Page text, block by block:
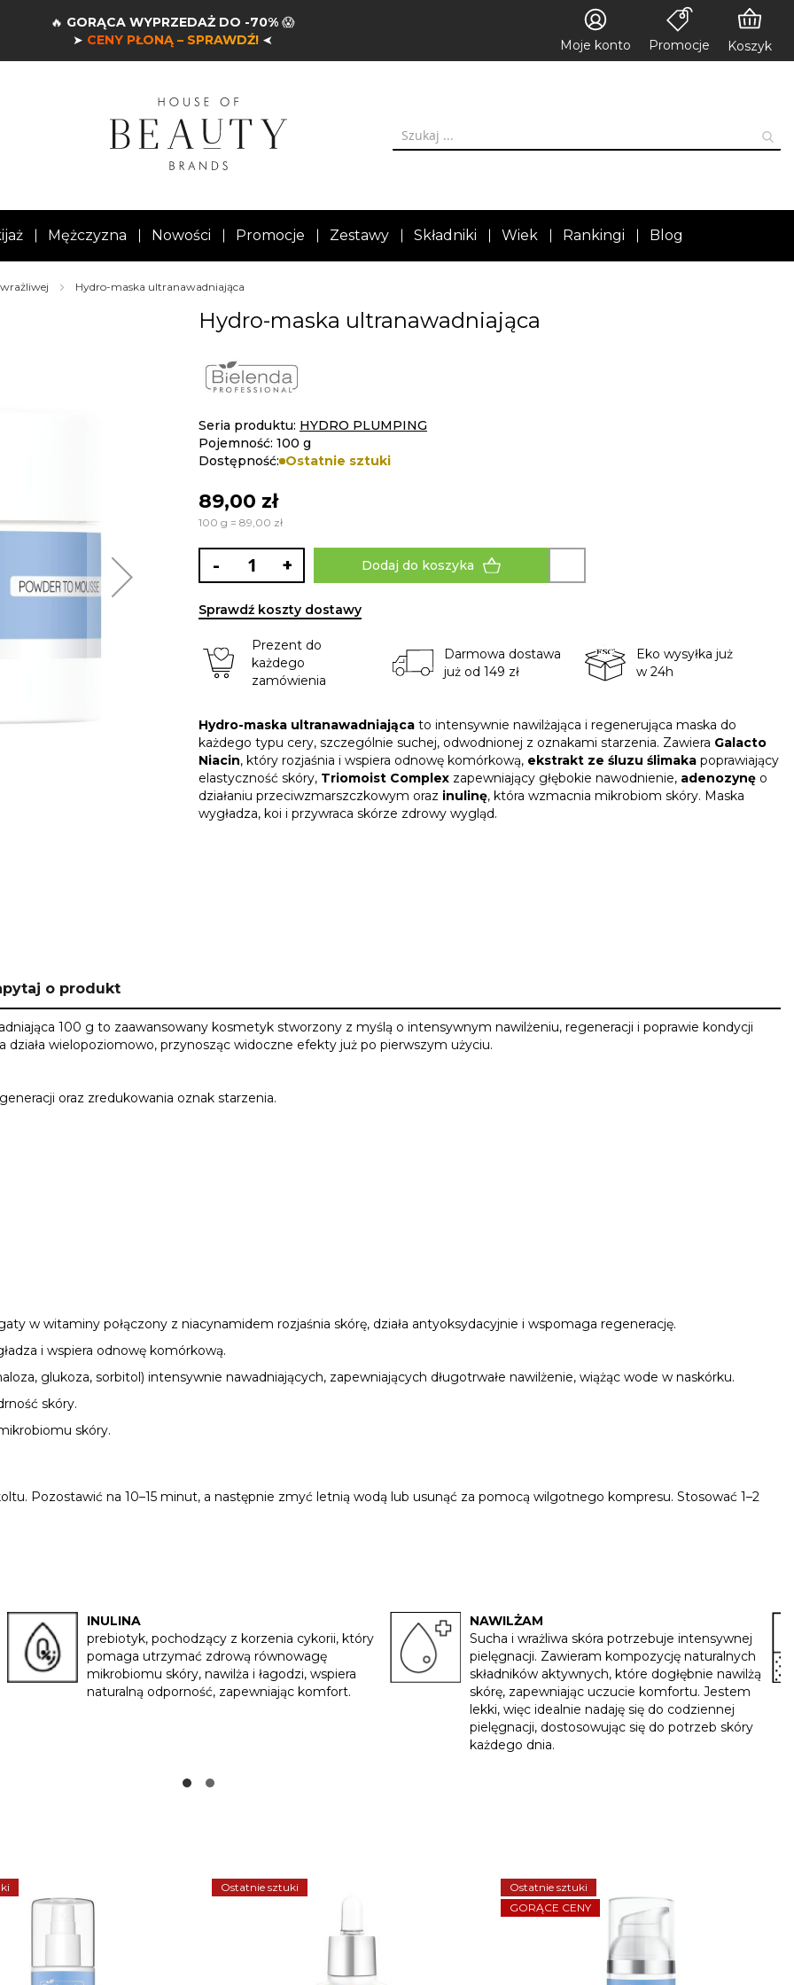
🔥 GORĄCA WYPRZEDAŻ DO -70%😱
➤ CENY PŁONĄ – SPRAWDŹ! ➤ Moje konto Promocje Koszyk
Mężczyzna Nowości Promocje Zestawy Składniki Wiek Rankingi Blog
wrażliwej Hydro-maska ultranawadniająca
Hydro-maska ultranawadniająca
Seria produktu: HYDRO PLUMPING
Pojemność: 100 g
Dostępność: Ostatnie sztuki
89,00 zł
100 g = 89,00 zł
- + Dodaj do koszyka
Sprawdź koszty dostawy
Prezent do
każdego
zamówienia
Darmowa dostawa
już od 149 zł
Eko wysyłka już
w 24h
Hydro-maska ultranawadniająca to intensywnie nawilżająca i regenerująca maska do
każdego typu cery, szczególnie suchej, odwodnionej z oznakami starzenia. Zawiera Galacto
Niacin, który rozjaśnia i wspiera odnowę komórkową, ekstrakt ze śluzu ślimaka poprawiający
elastyczność skóry, Triomoist Complex zapewniający głębokie nawodnienie, adenozynę o
działaniu przeciwzmarszczkowym oraz inulinę, która wzmacnia mikrobiom skóry. Maska
wygładza, koi i przywraca skórze zdrowy wygląd.
o produkt
100 g to zaawansowany kosmetyk stworzony z myślą o intensywnym nawilżeniu, regeneracji i poprawie kondycji
wielopoziomowo, przynosząc widoczne efekty już po pierwszym użyciu.
oraz zredukowania oznak starzenia.
w witaminy połączony z niacynamidem rozjaśnia skórę, działa antyoksydacyjnie i wspomaga regenerację.
i wspiera odnowę komórkową.
glukoza, sorbitol) intensywnie nawadniających, zapewniających długotrwałe nawilżenie, wiążąc wode w naskórku.
skóry.
skóry.
Pozostawić na 10–15 minut, a następnie zmyć letnią wodą lub usunąć za pomocą wilgotnego kompresu. Stosować 1–2
INULINA
prebiotyk, pochodzący z korzenia cykorii, który
pomaga utrzymać zdrową równowagę
mikrobiomu skóry, nawilża i łagodzi, wspiera
naturalną odporność, zapewniając komfort.
NAWILŻAM
Sucha i wrażliwa skóra potrzebuje intensywnej
pielęgnacji. Zawieram kompozycję naturalnych
składników aktywnych, które dogłębnie nawilżą
skórę, zapewniając uczucie komfortu. Jestem
lekki, więc idealnie nadaję się do codziennej
pielęgnacji, dostosowując się do potrzeb skóry
każdego dnia.
Ostatnie sztuki
Ostatnie sztuki
GORĄCE CENY
×